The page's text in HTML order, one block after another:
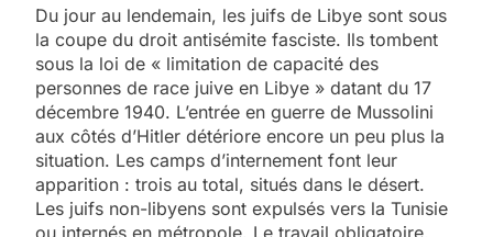
Du jour au lendemain, les juifs de Libye sont sous
la coupe du droit antisémite fasciste. Ils tombent
sous la loi de « limitation de capacité des
personnes de race juive en Libye » datant du 17
décembre 1940. L’entrée en guerre de Mussolini
aux côtés d’Hitler détériore encore un peu plus la
situation. Les camps d’internement font leur
apparition : trois au total, situés dans le désert.
Les juifs non-libyens sont expulsés vers la Tunisie